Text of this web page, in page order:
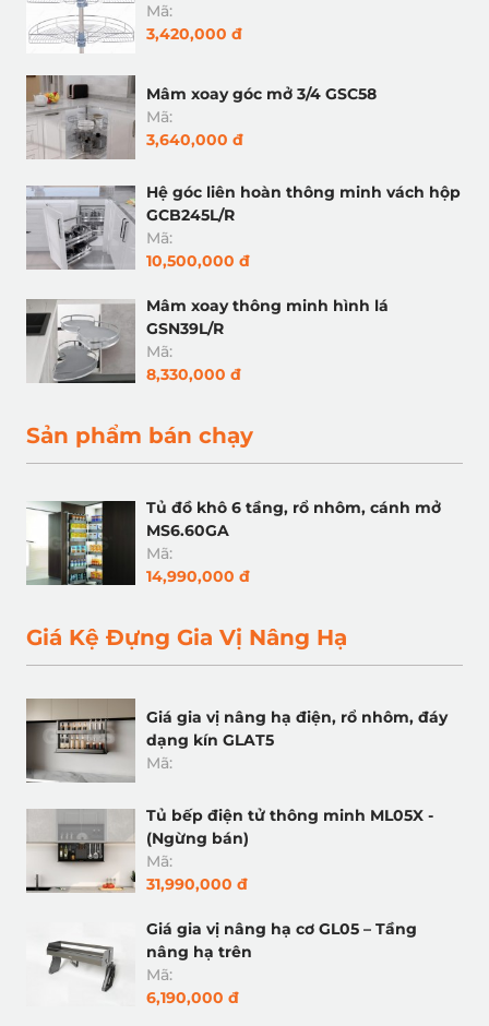
Mã:
3,420,000 đ
Mâm xoay góc mở 3/4 GSC58
Mã:
3,640,000 đ
Hệ góc liên hoàn thông minh vách hộp
GCB245L/R
Mã:
10,500,000 đ
Mâm xoay thông minh hình lá
GSN39L/R
Mã:
8,330,000 đ
Sản phẩm bán chạy
Tủ đồ khô 6 tầng, rổ nhôm, cánh mở
MS6.60GA
Mã:
14,990,000 đ
Giá Kệ Đựng Gia Vị Nâng Hạ
Giá gia vị nâng hạ điện, rổ nhôm, đáy
dạng kín GLAT5
Mã:
Tủ bếp điện tử thông minh ML05X -
(Ngừng bán)
Mã:
31,990,000 đ
Giá gia vị nâng hạ cơ GL05 – Tầng
nâng hạ trên
Mã:
6,190,000 đ